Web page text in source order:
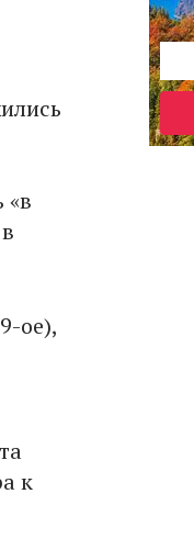
«в
ое),
к